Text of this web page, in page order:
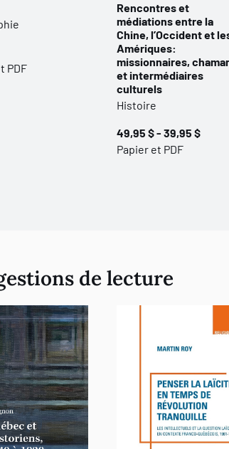
PDF
Rencontres et
médiations entre la
Chine, l’Occident et
Amériques:
missionnaires,
et intermédiaires
culturels
Histoire
49,95 $ - 39,95 $
Papier et PDF
de lecture